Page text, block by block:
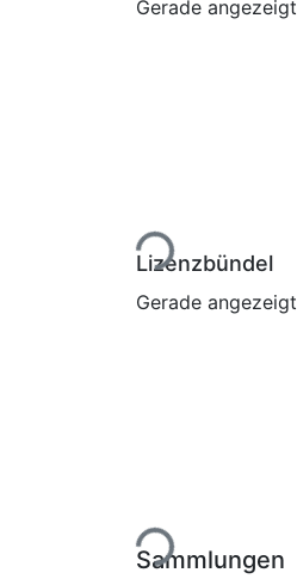
Gerade angezeigt
Lade...
Lizenzbündel
Gerade angezeigt
Lade...
Sammlungen